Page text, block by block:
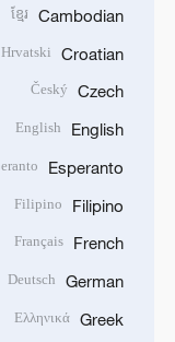
Cambodian
ខ្មែរ
Croatian
Hrvatski
Czech
Český
English
English
Esperanto
Filipino
Filipino
French
Français
German
Deutsch
Greek
Ελληνικά